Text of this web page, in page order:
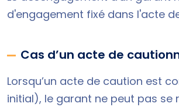
d'engagement fixé dans l'acte
Cas d’un acte de
Lorsqu’un acte de caution est
initial), le garant ne peut pas se